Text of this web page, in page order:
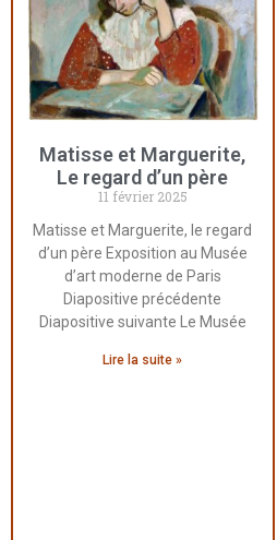
Matisse et Marguerite,
Le regard d’un père
11 février 2025
Matisse et Marguerite, le regard
d’un père Exposition au Musée
d’art moderne de Paris
Diapositive précédente
Diapositive suivante Le Musée
Lire la suite »